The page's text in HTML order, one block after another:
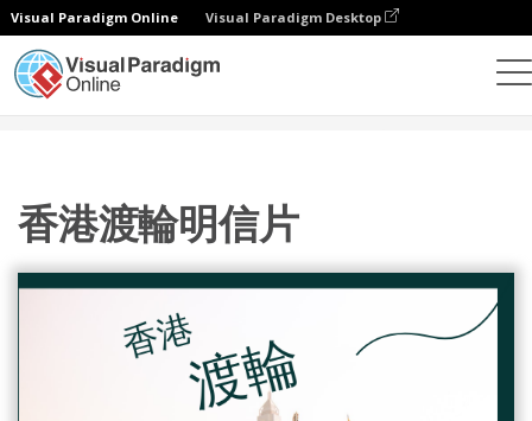
Visual Paradigm Online Visual Paradigm Desktop
香港渡輪明信片